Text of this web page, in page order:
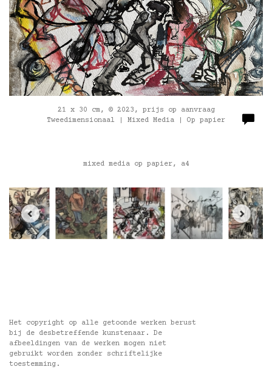
21 x 30 cm, © 2023, prijs op aanvraag
Tweedimensionaal | Mixed Media | Op papier
mixed media op papier, a4
Het copyright op alle getoonde werken berust
bij de desbetreffende kunstenaar. De
afbeeldingen van de werken mogen niet
gebruikt worden zonder schriftelijke
toestemming.